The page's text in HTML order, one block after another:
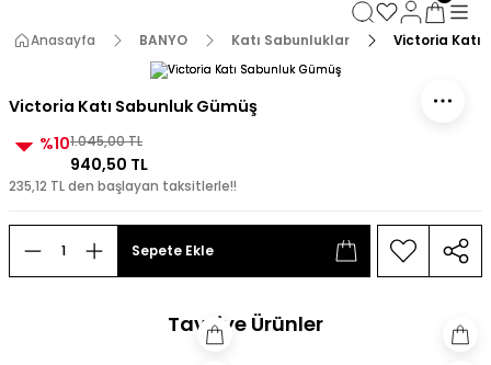
3000 TL ve Üzeri Alışverişlerde Kargo Bedava! 2
3000 TL ve Üzeri Alışverişlerde Kargo Bedava!
3000 TL ve Üzeri Alışverişlerde Kargo Bedava!
Anasayfa BANYO Katı Sabunluklar Victoria Katı
Victoria Katı Sabunluk Gümüş
%101.045,00 TL
940,50 TL
235,12 TL den başlayan taksitlerle!!
Sepete Ekle
Tavsiye Ürünler